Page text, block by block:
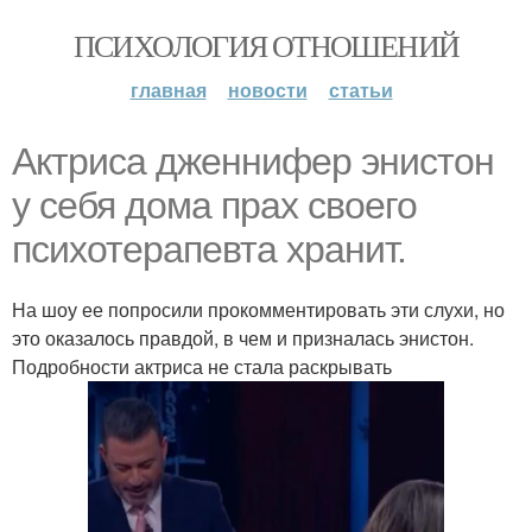
ПСИХОЛОГИЯ ОТНОШЕНИЙ
главная новости статьи
Актриса дженнифер энистон
у себя дома прах своего
психотерапевта хранит.
На шоу ее попросили прокомментировать эти слухи, но
это оказалось правдой, в чем и призналась энистон.
Подробности актриса не стала раскрывать